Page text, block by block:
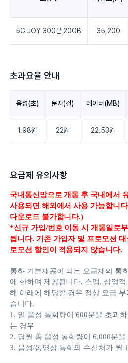
5G JOY 300분 20GB 35,200
초과요율 안내
음성(초) 문자(건) 데이터(MB)
1.98원 22원 22.53원
요금제 유의사항
국내통신망으로 개통 후 국내에서
사용되면 해외에서 사용 가능합니
다운로드 불가합니다.)
*신규 가입/번호 이동 시 개통일로
됩니다. 기존 가입자 및 프로모션
로모션 할인이 적용되지 않습니다.
통화 기본제공이 되는 요금제의 통
에 한하며 제공됩니다. 스팸, 상업적
해 아래에 해당할 경우 정상 요금
습니다.
1. 일 음성 통화량이 600분을 초과
는 경우
2. 당월 총 음성 통화량이 6,000분을
3. 음성/동영상 통화의 수신처가 월